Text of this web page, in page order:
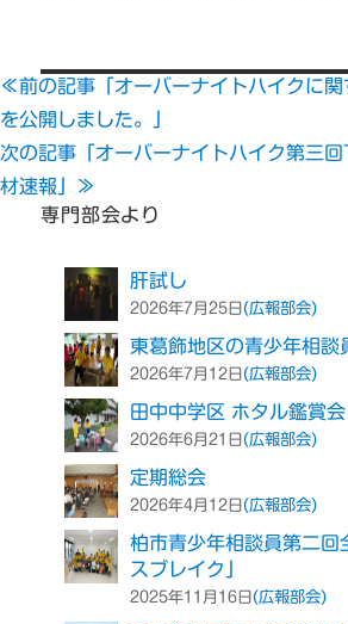
≪前の記事「オーバーナイトハイクに関
を公開しました。」
次の記事「オーバーナイトハイク第三
材速報」≫
専門部会より
肝試し
2026年7月25日(広報部会)
東葛飾地区の青少年相談
2026年7月12日(広報部会)
田中中学区 ホタル鑑賞会
2026年6月21日(広報部会)
定期総会
2026年4月12日(広報部会)
柏市青少年相談員第二回
スブレイク」
2025年11月16日(広報部会)